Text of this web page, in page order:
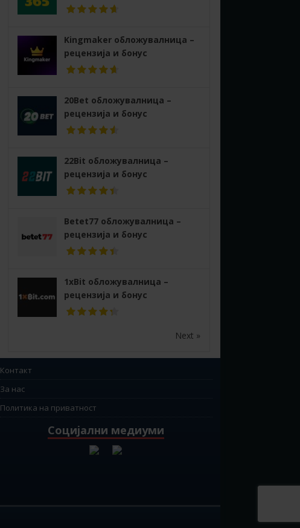
Kingmaker обложувалница –
рецензија и бонус
20Bet обложувалница –
рецензија и бонус
22Bit обложувалница –
рецензија и бонус
Betet77 обложувалница –
рецензија и бонус
1xBit обложувалница –
рецензија и бонус
Next »
Контакт
За нас
Политика на приватност
Социјални медиуми